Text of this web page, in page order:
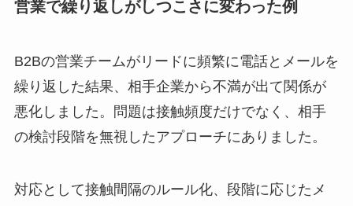
営業で繰り返しがしつこさに変わった例
B2Bの営業チームがリードに頻繁に電話とメールを
繰り返した結果、相手企業から不満が出て関係が
悪化しました。問題は接触頻度だけでなく、相手
の検討段階を無視したアプローチにありました。
対応として接触間隔のルール化、段階に応じたメ